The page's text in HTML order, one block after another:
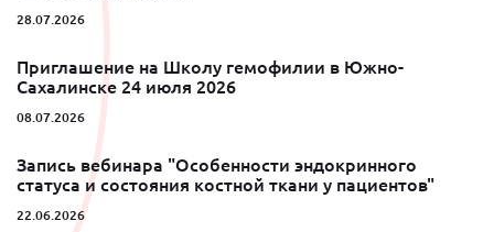
28.07.2026
Приглашение на Школу гемофилии в Южно-
Сахалинске 24 июля 2026
08.07.2026
Запись вебинара "Особенности эндокринного
статуса и состояния костной ткани у пациентов"
22.06.2026